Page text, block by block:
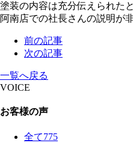
塗装の内容は充分伝えられた
阿南店での社長さんの説明が
前の記事
次の記事
一覧へ戻る
VOICE
お客様の声
全て775